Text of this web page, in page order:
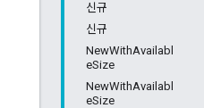
신규
신규
NewWithAvailabl
eSize
NewWithAvailabl
eSize